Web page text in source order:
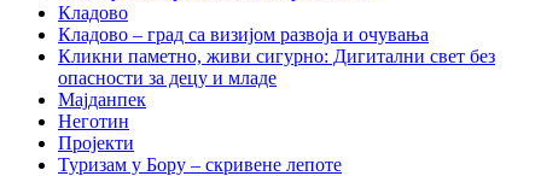
Кладово
Кладово – град са визијом развоја и очувања
Кликни паметно, живи сигурно: Дигитални свет без
опасности за децу и младе
Мајданпек
Неготин
Пројекти
Туризам у Бору – скривене лепоте